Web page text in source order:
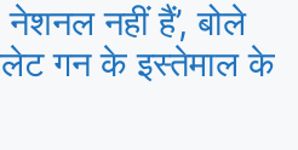
नहीं हैं’, बोले
गन के इस्तेमाल के